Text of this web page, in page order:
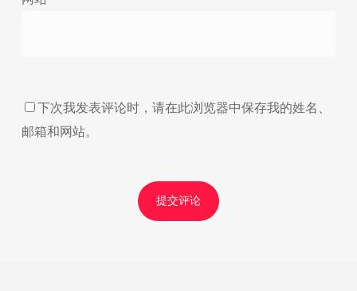
下次我发表评论时，请在此浏览器中保存我的姓名、
邮箱和网站。